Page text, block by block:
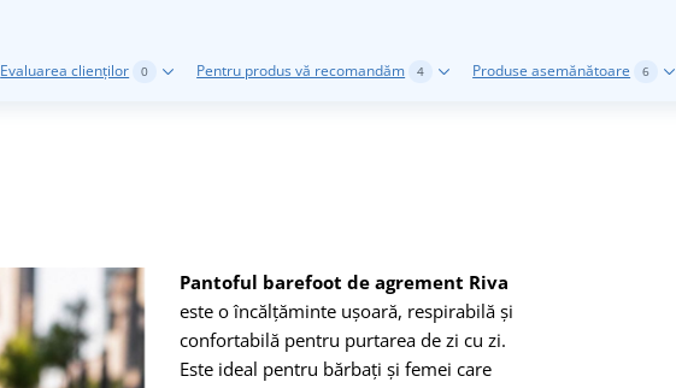
Evaluarea clienților 0 Pentru produs vă recomandăm 4 Produse asemănătoare 6
Pantoful barefoot de agrement Riva
este o încălțăminte ușoară, respirabilă și
confortabilă pentru purtarea de zi cu zi.
Este ideal pentru bărbați și femei care